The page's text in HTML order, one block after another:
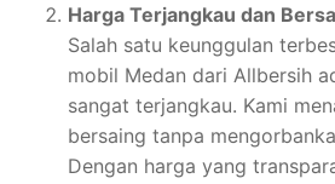
Harga Terjangkau dan
Salah satu keunggulan
mobil Medan dari Allbersih
sangat terjangkau. Kami
bersaing tanpa
Dengan harga yang